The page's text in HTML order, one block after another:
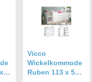
Vicco
Wickelkommode
Ruben 113 x 53